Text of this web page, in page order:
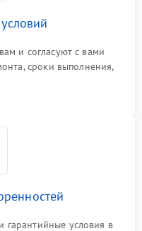
и согласуют с вами
сроки выполнения,
гарантийные условия в